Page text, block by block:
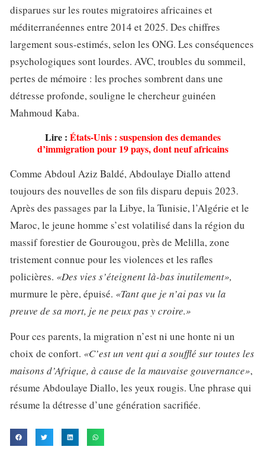
disparues sur les routes migratoires africaines et
méditerranéennes entre 2014 et 2025. Des chiffres
largement sous-estimés, selon les ONG. Les conséquences
psychologiques sont lourdes. AVC, troubles du sommeil,
pertes de mémoire : les proches sombrent dans une
détresse profonde, souligne le chercheur guinéen
Mahmoud Kaba.
Lire : États-Unis : suspension des demandes
d’immigration pour 19 pays, dont neuf africains
Comme Abdoul Aziz Baldé, Abdoulaye Diallo attend
toujours des nouvelles de son fils disparu depuis 2023.
Après des passages par la Libye, la Tunisie, l’Algérie et le
Maroc, le jeune homme s’est volatilisé dans la région du
massif forestier de Gourougou, près de Melilla, zone
tristement connue pour les violences et les rafles
policières. «Des vies s’éteignent là-bas inutilement»,
murmure le père, épuisé. «Tant que je n’ai pas vu la
preuve de sa mort, je ne peux pas y croire.»
Pour ces parents, la migration n’est ni une honte ni un
choix de confort. «C’est un vent qui a soufflé sur toutes les
maisons d’Afrique, à cause de la mauvaise gouvernance»,
résume Abdoulaye Diallo, les yeux rougis. Une phrase qui
résume la détresse d’une génération sacrifiée.